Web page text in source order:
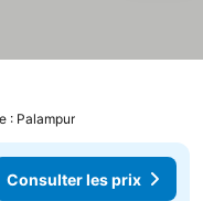
: Palampur
Consulter les prix